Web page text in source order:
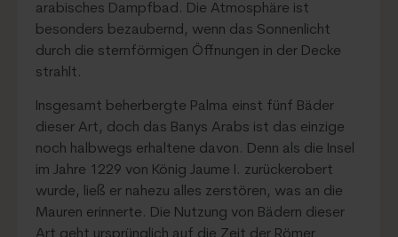
arabisches Dampfbad. Die Atmosphäre ist
besonders bezaubernd, wenn das Sonnenlicht
durch die sternförmigen Öffnungen in der Decke
strahlt.
Insgesamt beherbergte Palma einst fünf Bäder
dieser Art, doch das Banys Arabs ist das einzige
noch halbwegs erhaltene davon. Denn als die Insel
im Jahre 1229 von König Jaume I. zurückerobert
wurde, ließ er nahezu alles zerstören, was an die
Mauren erinnerte. Die Nutzung von Bädern dieser